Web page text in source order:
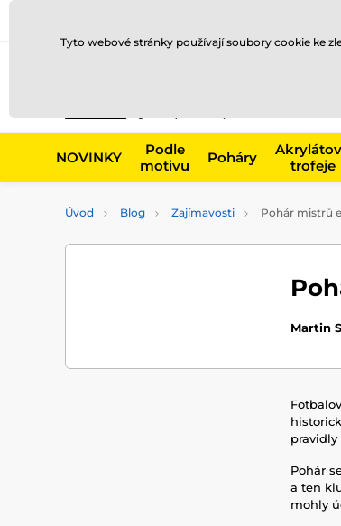
NOVINKY
Podle
motivu
Poháry
trofeje
Úvod Blog Zajímavosti Pohár mistrů
Martin
Pohár
a ten
mohly
Tyto webové stránky používají soubory cookie ke